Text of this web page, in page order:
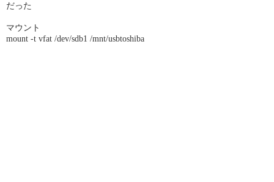
だった
マウント
mount -t vfat /dev/sdb1 /mnt/usbtoshiba